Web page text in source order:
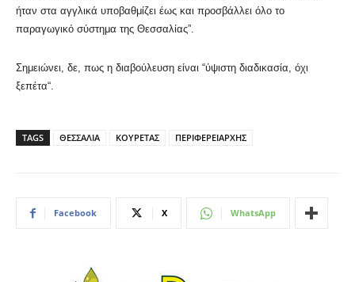
ήταν στα αγγλικά υποβαθμίζει έως και προσβάλλει όλο το
παραγωγικό σύστημα της Θεσσαλίας”.
Σημειώνει, δε, πως η διαβούλευση είναι “ύψιστη διαδικασία, όχι
ξεπέτα“.
TAGS ΘΕΣΣΑΛΙΑ ΚΟΥΡΕΤΑΣ ΠΕΡΙΦΕΡΕΙΑΡΧΗΣ
Facebook X WhatsApp